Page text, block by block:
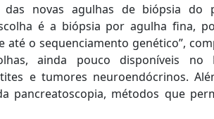
novas agulhas de biópsia do
é a biópsia por agulha fina,
o sequenciamento genético”,
ainda pouco disponíveis no
e tumores neuroendócrinos.
pancreatoscopia, métodos que